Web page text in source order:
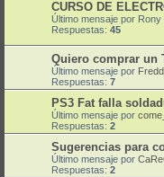
CURSO DE
Último mensaje por Rony
Respuestas: 45
Quiero comprar un
Último mensaje por
Respuestas: 7
PS3 Fat falla
Último mensaje por
Respuestas: 2
Sugerencias para
Último mensaje por
Respuestas: 2